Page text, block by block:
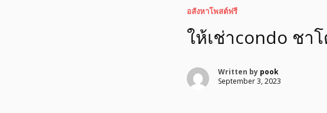
อสังหาโพสต์ฟรี
ให้เช่าcondo ชา
Written by pook
September 3, 2023